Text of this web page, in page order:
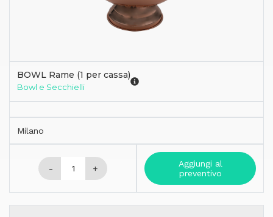
BOWL Rame (1 per cassa)
Bowl e Secchielli
Milano
- +
Aggiungi al
preventivo